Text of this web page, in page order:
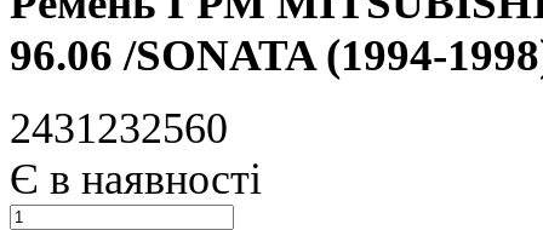
96.06 /SONATA (1994-
2431232560
Є в наявності